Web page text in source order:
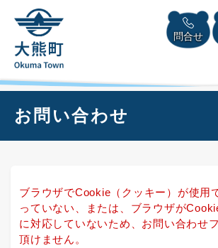
頭
メニューを飛ばして本文へ
問合せ
お問い合わせ
ブラウザでCookie（クッキー）が使用
っていない、または、ブラウザが
に対応していないため、お問い合わせ
頂けません。